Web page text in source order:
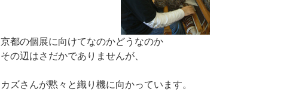
京都の個展に向けてなのかどうなのか
その辺はさだかでありませんが、
カズさんが黙々と織り機に向かっています。